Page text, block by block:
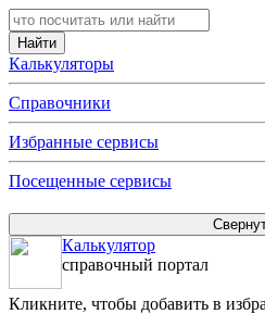
Калькуляторы
Справочники
Избранные сервисы
Посещенные сервисы
Калькулятор
справочный портал
Кликните, чтобы добавить в